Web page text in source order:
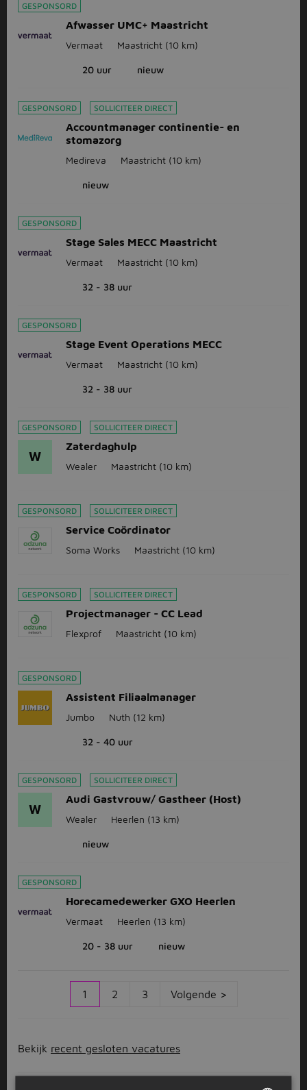
GESPONSORD
Afwasser UMC+ Maastricht
Vermaat Maastricht (10 km)
20 uur nieuw
GESPONSORD SOLLICITEER DIRECT
Accountmanager continentie- en
stomazorg
Medireva Maastricht (10 km)
nieuw
GESPONSORD
Stage Sales MECC Maastricht
Vermaat Maastricht (10 km)
32 - 38 uur
GESPONSORD
Stage Event Operations MECC
Vermaat Maastricht (10 km)
32 - 38 uur
GESPONSORD SOLLICITEER DIRECT
W
Zaterdaghulp
Wealer Maastricht (10 km)
GESPONSORD SOLLICITEER DIRECT
Service Coördinator
Soma Works Maastricht (10 km)
GESPONSORD SOLLICITEER DIRECT
Projectmanager - CC Lead
Flexprof Maastricht (10 km)
GESPONSORD
Assistent Filiaalmanager
Jumbo Nuth (12 km)
32 - 40 uur
GESPONSORD SOLLICITEER DIRECT
W
Audi Gastvrouw/ Gastheer (Host)
Wealer Heerlen (13 km)
nieuw
GESPONSORD
Horecamedewerker GXO Heerlen
Vermaat Heerlen (13 km)
20 - 38 uur nieuw
1 2 3 Volgende >
Bekijk recent gesloten vacatures